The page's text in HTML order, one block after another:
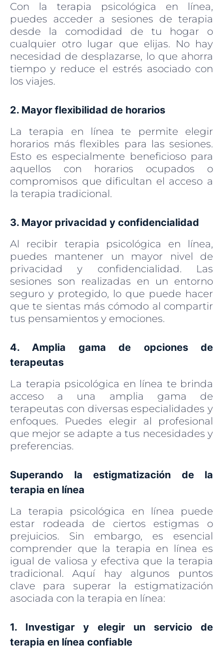
Con la terapia psicológica en línea,
puedes acceder a sesiones de terapia
desde la comodidad de tu hogar o
cualquier otro lugar que elijas. No hay
necesidad de desplazarse, lo que ahorra
tiempo y reduce el estrés asociado con
los viajes.
2. Mayor flexibilidad de horarios
La terapia en línea te permite elegir
horarios más flexibles para las sesiones.
Esto es especialmente beneficioso para
aquellos con horarios ocupados o
compromisos que dificultan el acceso a
la terapia tradicional.
3. Mayor privacidad y confidencialidad
Al recibir terapia psicológica en línea,
puedes mantener un mayor nivel de
privacidad y confidencialidad. Las
sesiones son realizadas en un entorno
seguro y protegido, lo que puede hacer
que te sientas más cómodo al compartir
tus pensamientos y emociones.
4. Amplia gama de opciones de
terapeutas
La terapia psicológica en línea te brinda
acceso a una amplia gama de
terapeutas con diversas especialidades y
enfoques. Puedes elegir al profesional
que mejor se adapte a tus necesidades y
preferencias.
Superando la estigmatización de la
terapia en línea
La terapia psicológica en línea puede
estar rodeada de ciertos estigmas o
prejuicios. Sin embargo, es esencial
comprender que la terapia en línea es
igual de valiosa y efectiva que la terapia
tradicional. Aquí hay algunos puntos
clave para superar la estigmatización
asociada con la terapia en línea:
1. Investigar y elegir un servicio de
terapia en línea confiable